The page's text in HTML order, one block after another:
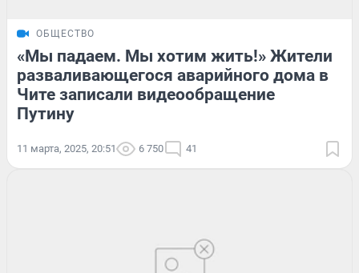
ОБЩЕСТВО
«Мы падаем. Мы хотим жить!» Жители
разваливающегося аварийного дома в
Чите записали видеообращение
Путину
11 марта, 2025, 20:51 6 750 41